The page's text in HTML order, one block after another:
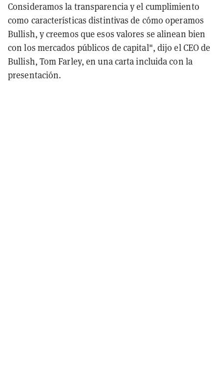
Consideramos la transparencia y el cumplimiento
como características distintivas de cómo operamos
Bullish, y creemos que esos valores se alinean bien
con los mercados públicos de capital", dijo el CEO de
Bullish, Tom Farley, en una carta incluida con la
presentación.